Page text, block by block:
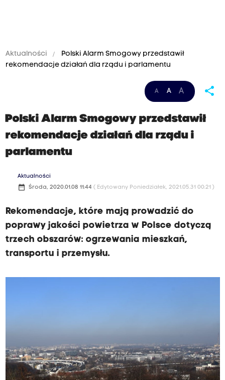
Aktualności
Polski Alarm Smogowy przedstawił
rekomendacje działań dla rządu i parlamentu
A A A share
Polski Alarm Smogowy przedstawił
rekomendacje działań dla rządu i
parlamentu
Aktualności
date_range Środa, 2020.01.08 11:44 ( Edytowany Poniedziałek, 2021.05.31 00:21 )
Rekomendacje, które mają prowadzić do
poprawy jakości powietrza w Polsce dotyczą
trzech obszarów: ogrzewania mieszkań,
transportu i przemysłu.